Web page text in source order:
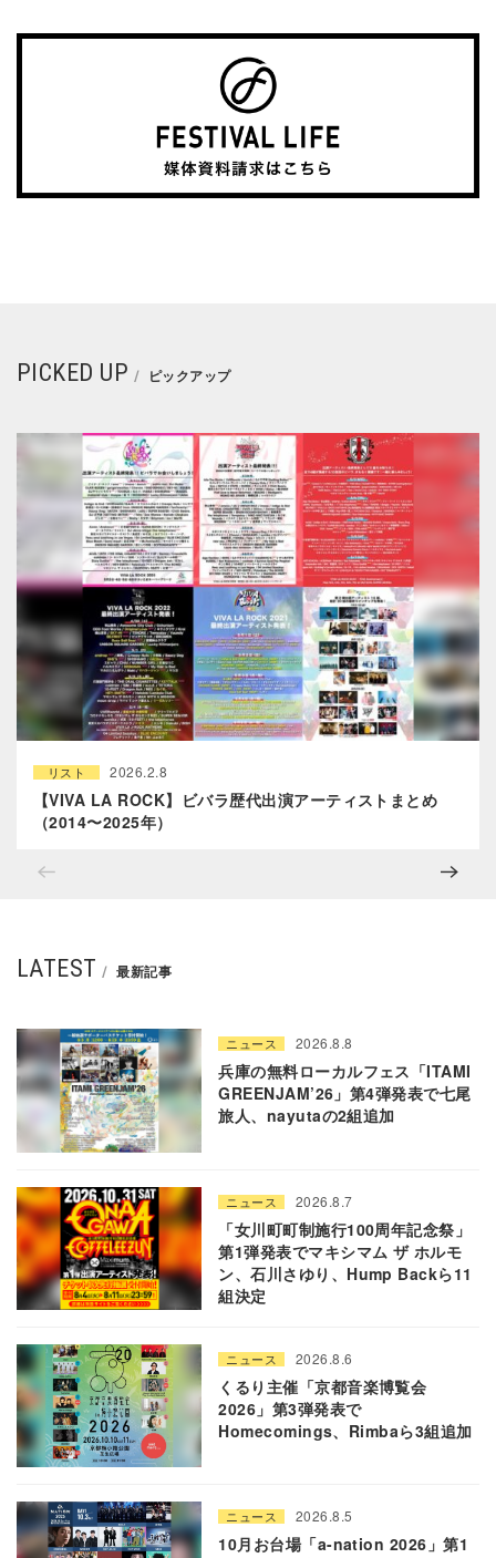
PICKED UP ピックアップ
リスト 2026.2.8
【VIVA LA ROCK】ビバラ歴代出演アーティストまとめ
（2014〜2025年）
LATEST 最新記事
ニュース 2026.8.8
兵庫の無料ローカルフェス「ITAMI
GREENJAM’26」第4弾発表で七尾
旅人、nayutaの2組追加
ニュース 2026.8.7
「女川町町制施行100周年記念祭」
第1弾発表でマキシマム ザ ホルモ
ン、石川さゆり、Hump Backら11
組決定
ニュース 2026.8.6
くるり主催「京都音楽博覧会
2026」第3弾発表で
Homecomings、Rimbaら3組追加
ニュース 2026.8.5
10月お台場「a-nation 2026」第1